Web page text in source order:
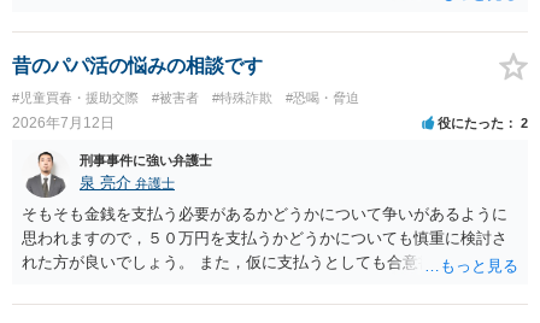
条例違反などに該当する可能性が高いです。ご参考にしてください。
昔のパパ活の悩みの相談です
#児童買春・援助交際 #被害者 #特殊詐欺 #恐喝・脅迫
2026年7月12日 役にたった 2
刑事事件に強い弁護士
泉 亮介 弁護士
そもそも金銭を支払う必要があるかどうかについて争いがあるように
思われますので，５０万円を支払うかどうかについても慎重に検討さ
れた方が良いでしょう。 また，仮に支払うとしても合意書を交わし，
面を作成したうえで支払いをする必要があるでしょう。 一度弁護士に